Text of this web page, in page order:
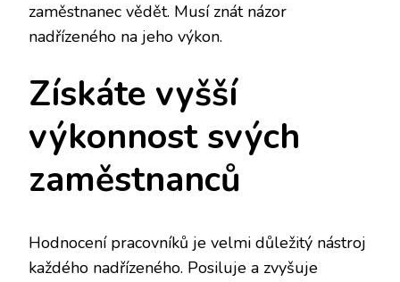
zaměstnanec vědět. Musí znát názor
nadřízeného na jeho výkon.
Získáte vyšší
výkonnost svých
zaměstnanců
Hodnocení pracovníků je velmi důležitý nástroj
každého nadřízeného. Posiluje a zvyšuje